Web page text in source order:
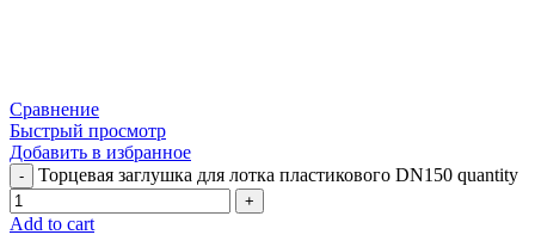
Сравнение
Быстрый просмотр
Добавить в избранное
Торцевая заглушка для лотка пластикового DN150 quantity
Add to cart